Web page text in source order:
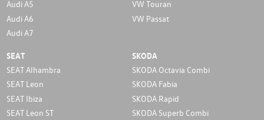
Audi A5
Audi A6
Audi A7
VW Touran
VW Passat
SEAT
SEAT Alhambra
SEAT Leon
SEAT Ibiza
SEAT Leon ST
SKODA
SKODA Octavia Combi
SKODA Fabia
SKODA Rapid
SKODA Superb Combi